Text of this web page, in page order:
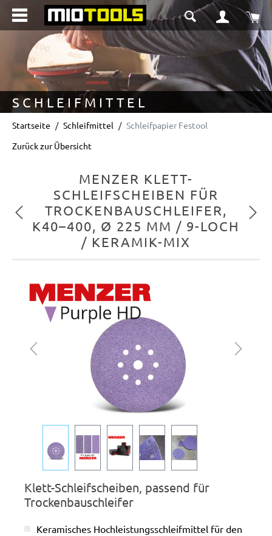
springen
SCHLEIFMITTEL
Startseite Schleifmittel
Schleifpapier Festool
Zurück zur Übersicht
Vorheriges
MENZER KLETT-
SCHLEIFSCHEIBEN FÜR
TROCKENBAUSCHLEIFER,
K40–400, Ø 225 MM / 9-LOCH
/ KERAMIK-MIX
Bildergalerie überspringen
Klett-Schleifscheiben, passend für
Trockenbauschleifer
Keramisches Hochleistungsschleifmittel für den